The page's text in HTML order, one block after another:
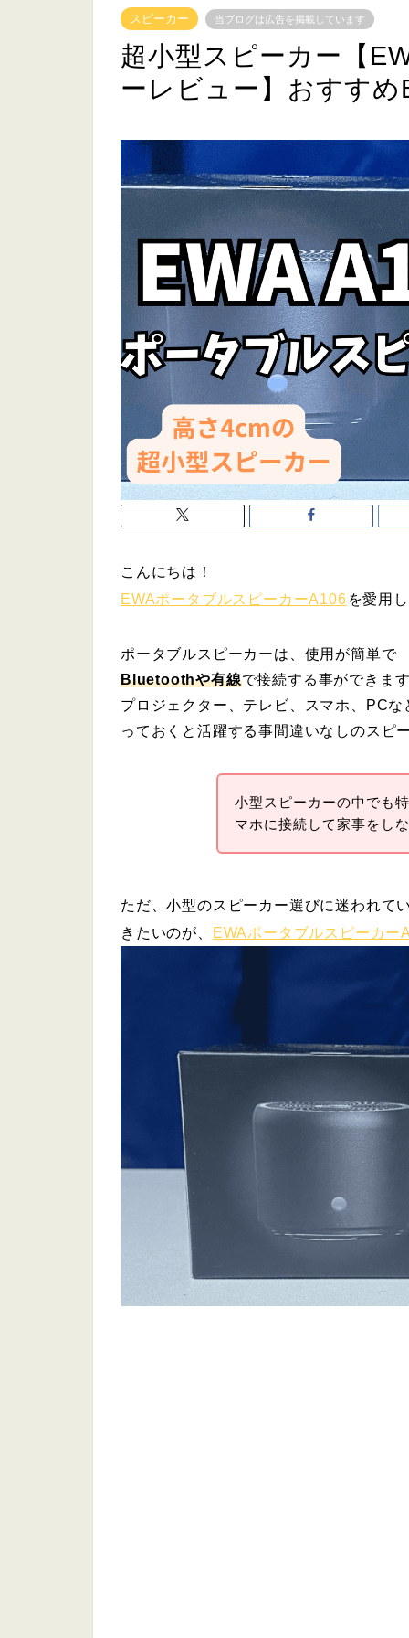
スピーカー 当ブログは広告を掲載しています
超小型スピーカー【
ーレビュー】おすす
こんにちは！
EWAポータブルスピーカーA106 を愛用
ポータブルスピーカーは、使用が簡単で
Bluetoothや有線で接続する事ができます
プロジェクター、テレビ、スマホ、PC
っておくと活躍する事間違いなしのスピ
小型スピーカーの中でも
マホに接続して家事をし
ただ、小型のスピーカー選びに迷われて
きたいのが、
EWAポータブルスピーカー